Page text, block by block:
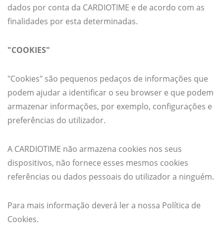
dados por conta da CARDIOTIME e de acordo com as
finalidades por esta determinadas.
"COOKIES"
"Cookies" são pequenos pedaços de informações que
podem ajudar a identificar o seu browser e que podem
armazenar informações, por exemplo, configurações e
preferências do utilizador.
A CARDIOTIME não armazena cookies nos seus
dispositivos, não fornece esses mesmos cookies
referências ou dados pessoais do utilizador a ninguém.
Para mais informação deverá ler a nossa Política de
Cookies.